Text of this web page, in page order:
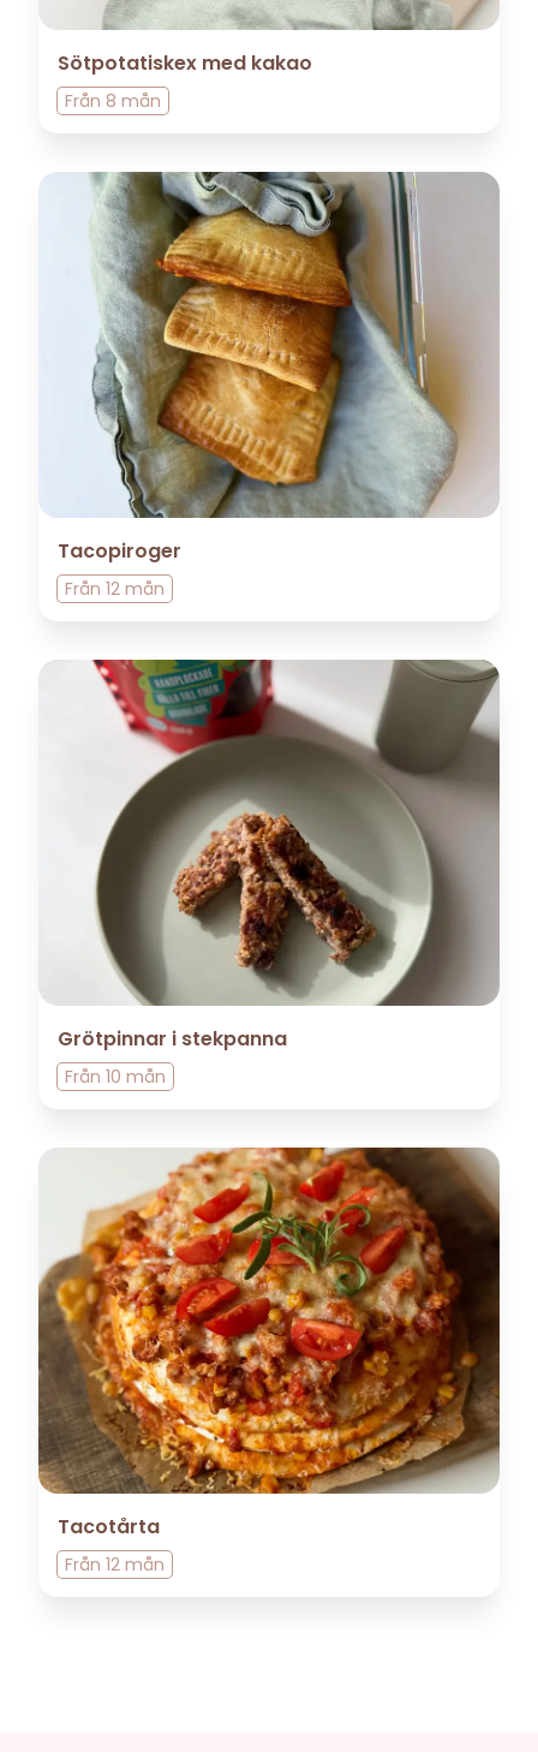
Sötpotatiskex med kakao
Från 8 mån
Tacopiroger
Från 12 mån
Grötpinnar i stekpanna
Från 10 mån
Tacotårta
Från 12 mån